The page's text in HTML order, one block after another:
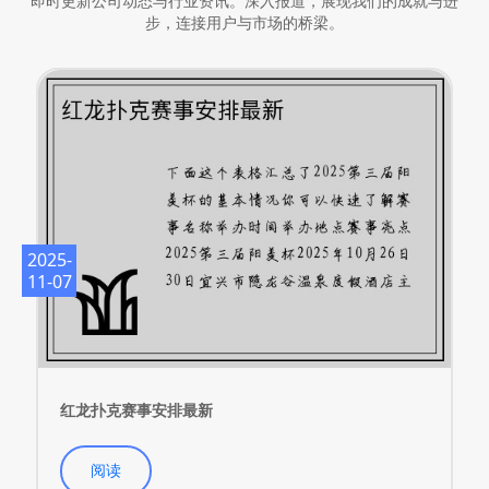
即时更新公司动态与行业资讯。深入报道，展现我们的成就与进
2025-
11-07